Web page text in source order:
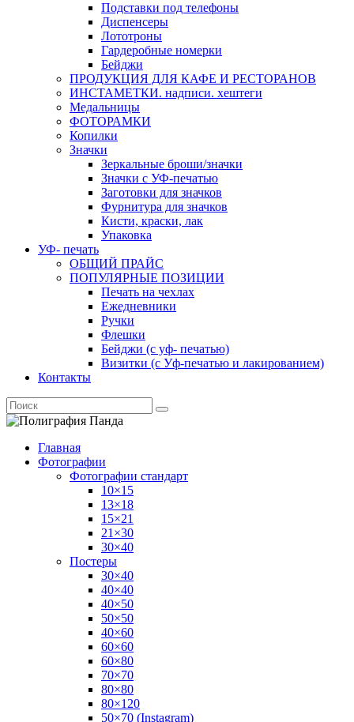
Подставки под телефоны
Диспенсеры
Лототроны
Гардеробные номерки
Бейджи
ПРОДУКЦИЯ ДЛЯ КАФЕ И РЕСТОРАНОВ
ИНСТАМЕТКИ. надписи. хештеги
Медальницы
ФОТОРАМКИ
Копилки
Значки
Зеркальные броши/значки
Значки с УФ-печатью
Заготовки для значков
Фурнитура для значков
Кисти, краски, лак
Упаковка
УФ- печать
ОБЩИЙ ПРАЙС
ПОПУЛЯРНЫЕ ПОЗИЦИИ
Печать на чехлах
Ежедневники
Ручки
Флешки
Бейджи (с уф- печатью)
Визитки (с Уф-печатью и лакированием)
Контакты
Главная
Фотографии
Фотографии стандарт
10×15
13×18
15×21
21×30
30×40
Постеры
30×40
40×40
40×50
50×50
40×60
60×60
60×80
70×70
80×80
80×120
50×70 (Instagram)